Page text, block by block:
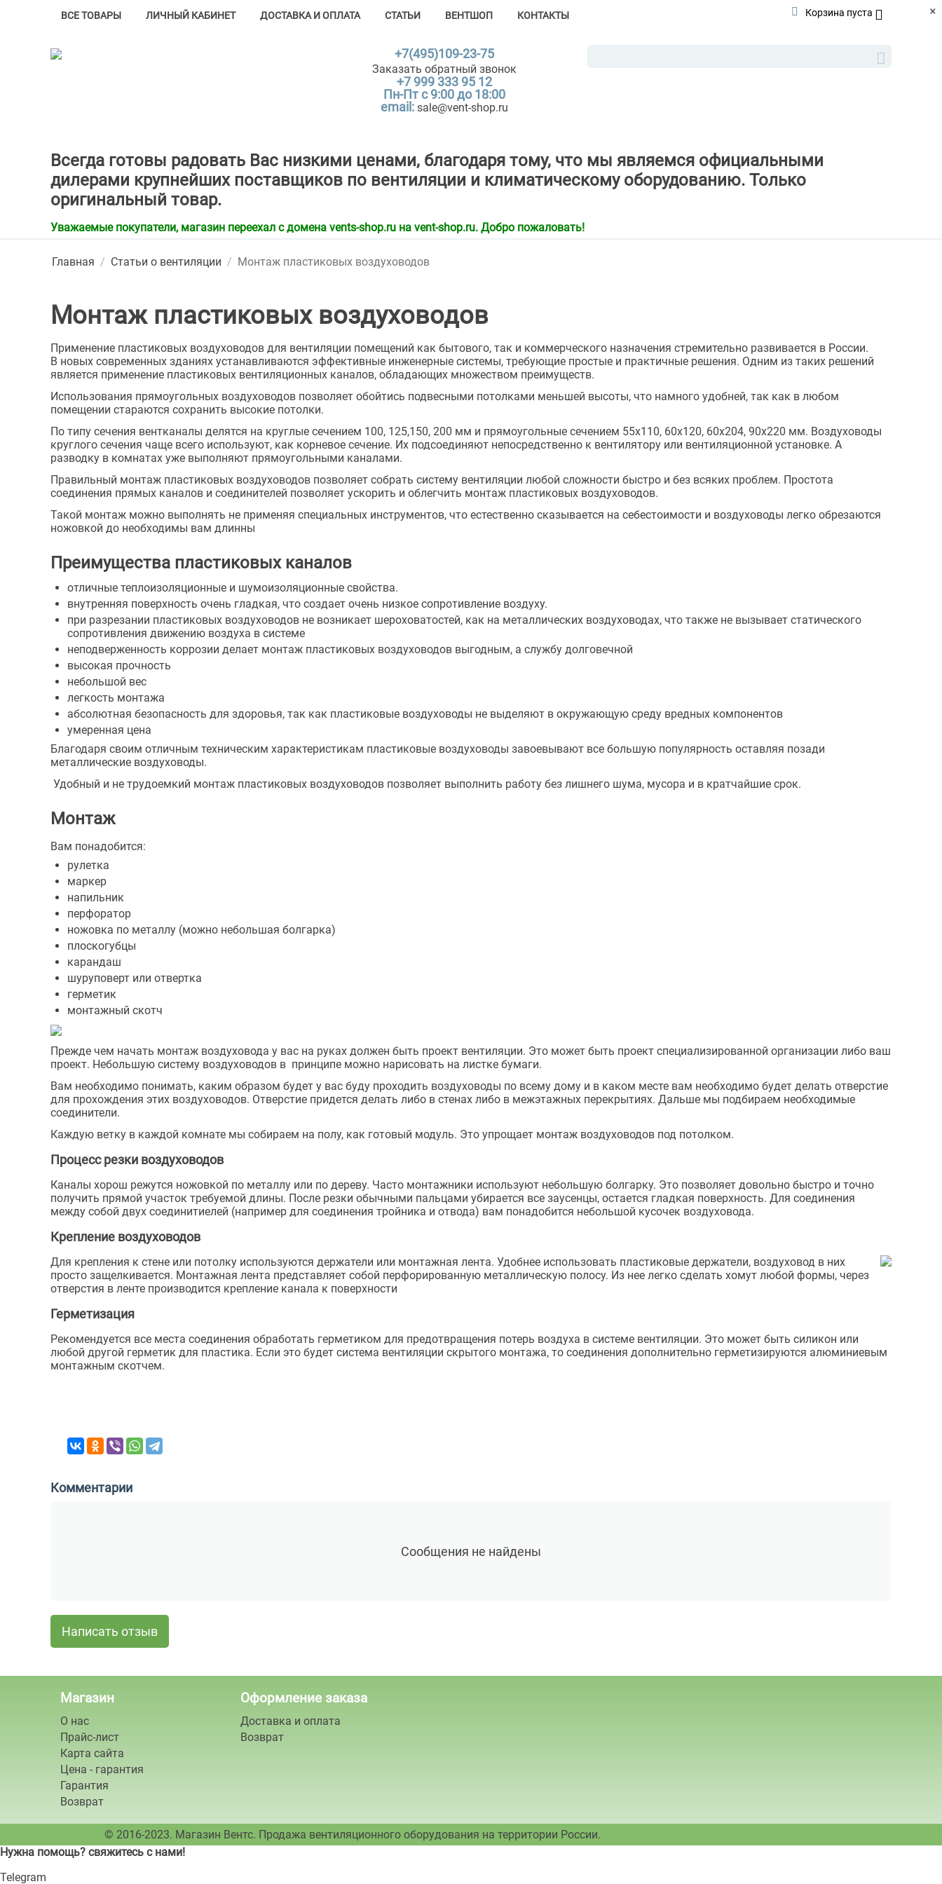
ВСЕ ТОВАРЫ ЛИЧНЫЙ КАБИНЕТ ДОСТАВКА И ОПЛАТА СТАТЬИ ВЕНТШОП КОНТАКТЫ Корзина пуста
+7(495)109-23-75
Заказать обратный звонок
+7 999 333 95 12
Пн-Пт с 9:00 до 18:00
email: sale@vent-shop.ru
Всегда готовы радовать Вас низкими ценами, благодаря тому, что мы являемся официальными
дилерами крупнейших поставщиков по вентиляции и климатическому оборудованию. Только
оригинальный товар.
Уважаемые покупатели, магазин переехал с домена vents-shop.ru на vent-shop.ru. Добро пожаловать!
Главная / Статьи о вентиляции / Монтаж пластиковых воздуховодов
Монтаж пластиковых воздуховодов
Применение пластиковых воздуховодов для вентиляции помещений как бытового, так и коммерческого назначения стремительно развивается в России.
В новых современных зданиях устанавливаются эффективные инженерные системы, требующие простые и практичные решения. Одним из таких решений
является применение пластиковых вентиляционных каналов, обладающих множеством преимуществ.
Использования прямоугольных воздуховодов позволяет обойтись подвесными потолками меньшей высоты, что намного удобней, так как в любом
помещении стараются сохранить высокие потолки.
По типу сечения вентканалы делятся на круглые сечением 100, 125,150, 200 мм и прямоугольные сечением 55х110, 60х120, 60х204, 90х220 мм. Воздуховоды
круглого сечения чаще всего используют, как корневое сечение. Их подсоединяют непосредственно к вентилятору или вентиляционной установке. А
разводку в комнатах уже выполняют прямоугольными каналами.
Правильный монтаж пластиковых воздуховодов позволяет собрать систему вентиляции любой сложности быстро и без всяких проблем. Простота
соединения прямых каналов и соединителей позволяет ускорить и облегчить монтаж пластиковых воздуховодов.
Такой монтаж можно выполнять не применяя специальных инструментов, что естественно сказывается на себестоимости и воздуховоды легко обрезаются
ножовкой до необходимы вам длинны
Преимущества пластиковых каналов
отличные теплоизоляционные и шумоизоляционные свойства.
внутренняя поверхность очень гладкая, что создает очень низкое сопротивление воздуху.
при разрезании пластиковых воздуховодов не возникает шероховатостей, как на металлических воздуховодах, что также не вызывает статического
сопротивления движению воздуха в системе
неподверженность коррозии делает монтаж пластиковых воздуховодов выгодным, а службу долговечной
высокая прочность
небольшой вес
легкость монтажа
абсолютная безопасность для здоровья, так как пластиковые воздуховоды не выделяют в окружающую среду вредных компонентов
умеренная цена
Благодаря своим отличным техническим характеристикам пластиковые воздуховоды завоевывают все большую популярность оставляя позади
металлические воздуховоды.
Удобный и не трудоемкий монтаж пластиковых воздуховодов позволяет выполнить работу без лишнего шума, мусора и в кратчайшие срок.
Монтаж
Вам понадобится:
рулетка
маркер
напильник
перфоратор
ножовка по металлу (можно небольшая болгарка)
плоскогубцы
карандаш
шуруповерт или отвертка
герметик
монтажный скотч
Прежде чем начать монтаж воздуховода у вас на руках должен быть проект вентиляции. Это может быть проект специализированной организации либо ваш
проект. Небольшую систему воздуховодов в принципе можно нарисовать на листке бумаги.
Вам необходимо понимать, каким образом будет у вас буду проходить воздуховоды по всему дому и в каком месте вам необходимо будет делать отверстие
для прохождения этих воздуховодов. Отверстие придется делать либо в стенах либо в межэтажных перекрытиях. Дальше мы подбираем необходимые
соединители.
Каждую ветку в каждой комнате мы собираем на полу, как готовый модуль. Это упрощает монтаж воздуховодов под потолком.
Процесс резки воздуховодов
Каналы хорош режутся ножовкой по металлу или по дереву. Часто монтажники используют небольшую болгарку. Это позволяет довольно быстро и точно
получить прямой участок требуемой длины. После резки обычными пальцами убирается все заусенцы, остается гладкая поверхность. Для соединения
между собой двух соединитиелей (например для соединения тройника и отвода) вам понадобится небольшой кусочек воздуховода.
Крепление воздуховодов
Для крепления к стене или потолку используются держатели или монтажная лента. Удобнее использовать пластиковые держатели, воздуховод в них
просто защелкивается. Монтажная лента представляет собой перфорированную металлическую полосу. Из нее легко сделать хомут любой формы, через
отверстия в ленте производится крепление канала к поверхности
Герметизация
Рекомендуется все места соединения обработать герметиком для предотвращения потерь воздуха в системе вентиляции. Это может быть силикон или
любой другой герметик для пластика. Если это будет система вентиляции скрытого монтажа, то соединения дополнительно герметизируются алюминиевым
монтажным скотчем.
Комментарии
Сообщения не найдены
Написать отзыв
Магазин
О нас
Прайс-лист
Карта сайта
Цена - гарантия
Гарантия
Возврат
Оформление заказа
Доставка и оплата
Возврат
© 2016-2023. Магазин Вентс. Продажа вентиляционного оборудования на территории России.
×
Нужна помощь? свяжитесь с нами!
Telegram